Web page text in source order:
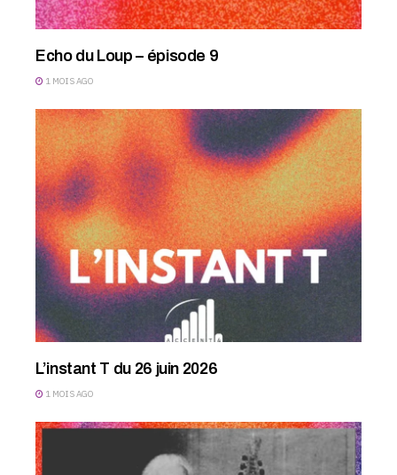
Echo du Loup – épisode 9
1 MOIS AGO
L’instant T du 26 juin 2026
1 MOIS AGO